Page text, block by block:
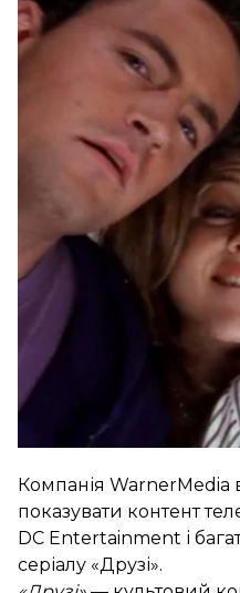
Про це компанія
Причиною рішення є
сплачувати за
Ще у 2017 році
платформи. Однак тоді
рішення. У Netflix
Компанія WarnerMedia
показувати контент
DC Entertainment і
серіалу «Друзі».